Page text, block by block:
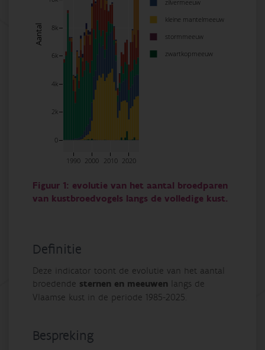
1990 2000 2010 2020
0
2k
4k
6k
8k
zilvermeeuw
kleine mantelmeeuw
stormmeeuw
zwartkopmeeuw
Aantal
Figuur 1: evolutie van het aantal broedparen
van kustbroedvogels langs de volledige kust.
Definitie
Deze indicator toont de evolutie van het aantal
broedende sternen en meeuwen langs de
Vlaamse kust in de periode 1985-2025.
Bespreking